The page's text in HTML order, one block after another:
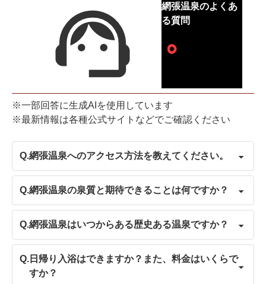
網張温泉のよくあ
る質問
※一部回答に生成AIを使用しています
※最新情報は各種公式サイトなどでご確認ください
Q.網張温泉へのアクセス方法を教えてください。
Q.網張温泉の泉質と期待できることは何ですか？
Q.網張温泉はいつからある歴史ある温泉ですか？
Q. 日帰り入浴はできますか？また、料金はいくらで
すか？